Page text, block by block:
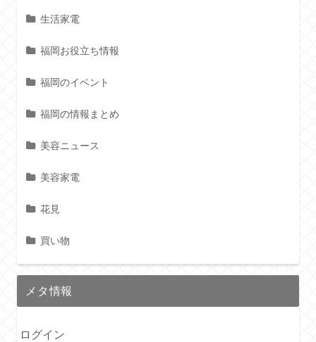
生活家電
福岡お役立ち情報
福岡のイベント
福岡の情報まとめ
美容ニュース
美容家電
花見
買い物
メタ情報
ログイン